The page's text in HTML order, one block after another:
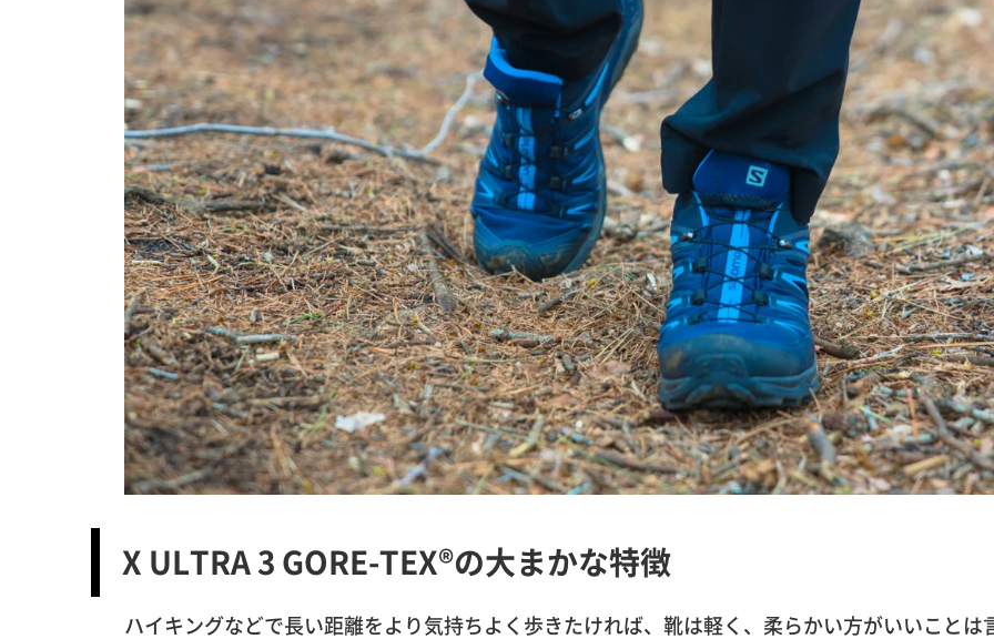
X ULTRA 3 GORE-TEX®の大まかな特徴
ハイキングなどで長い距離をより気持ちよく歩きたければ、靴は軽く、柔らかい方がいいことは